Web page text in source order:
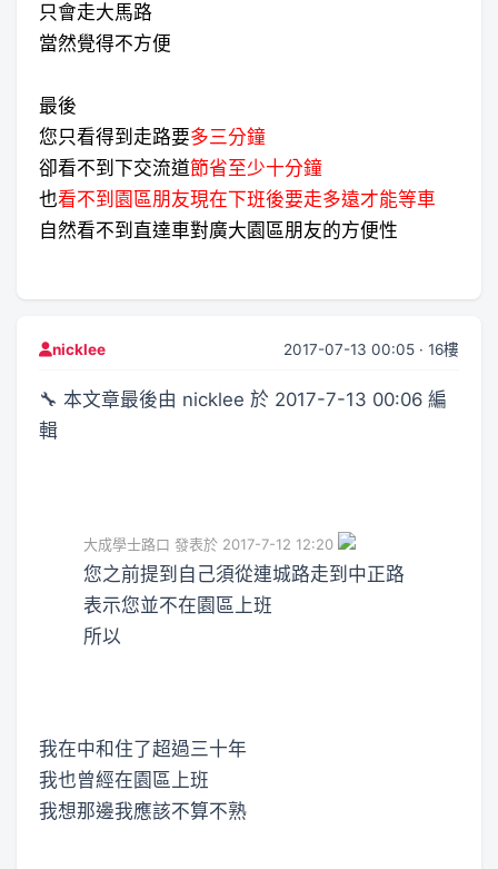
只會走大馬路
當然覺得不方便
最後
您只看得到走路要多三分鐘
卻看不到下交流道節省至少十分鐘
也看不到園區朋友現在下班後要走多遠才能等車
自然看不到直達車對廣大園區朋友的方便性
nicklee 2017-07-13 00:05 · 16樓
🔧 本文章最後由 nicklee 於 2017-7-13 00:06 編
輯
大成學士路口 發表於 2017-7-12 12:20
您之前提到自己須從連城路走到中正路
表示您並不在園區上班
所以
我在中和住了超過三十年
我也曾經在園區上班
我想那邊我應該不算不熟